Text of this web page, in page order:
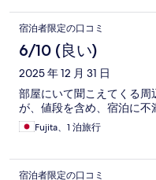
宿泊者限定の口コミ
6/10 (良い)
2025 年 12 月 31 日
部屋にいて聞こえてくる
が、値段を含め、宿泊に不
Fujita、1 泊旅行
宿泊者限定の口コミ